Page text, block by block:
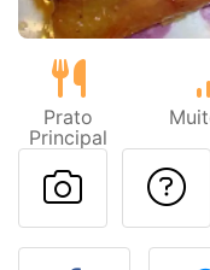
Prato
Principal
Fez